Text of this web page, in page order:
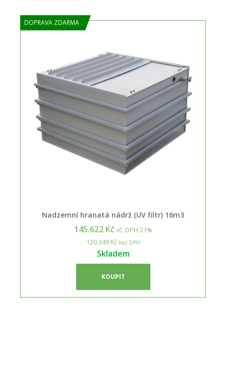
DOPRAVA ZDARMA
Nadzemní hranatá nádrž (UV filtr) 16m3
145.622 Kčvč. DPH 21%
120.349 Kčbez DPH
Skladem
KOUPIT